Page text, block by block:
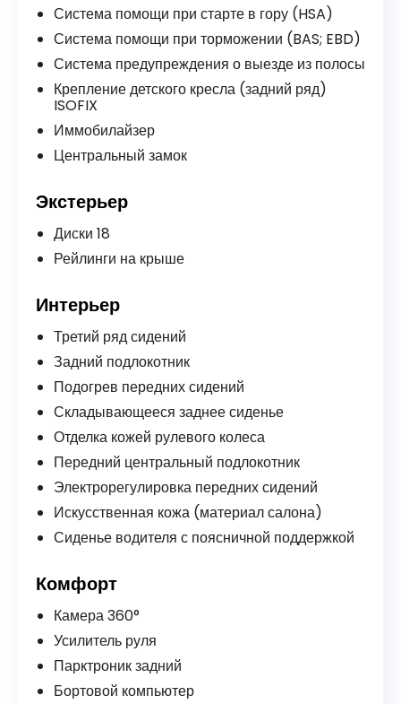
Система помощи при старте в гору (HSA)
Система помощи при торможении (BAS; EBD)
Система предупреждения о выезде из полосы
Крепление детского кресла (задний ряд)
ISOFIX
Иммобилайзер
Центральный замок
Экстерьер
Диски 18
Рейлинги на крыше
Интерьер
Третий ряд сидений
Задний подлокотник
Подогрев передних сидений
Складывающееся заднее сиденье
Отделка кожей рулевого колеса
Передний центральный подлокотник
Электрорегулировка передних сидений
Искусственная кожа (материал салона)
Сиденье водителя с поясничной поддержкой
Комфорт
Камера 360°
Усилитель руля
Парктроник задний
Бортовой компьютер